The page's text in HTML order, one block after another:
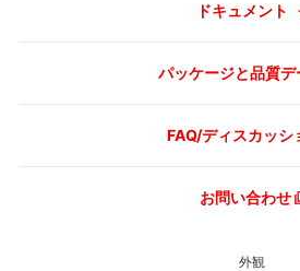
外観
ドキュメント
パッケージと品質デ
FAQ/ディスカッシ
お問い合わせ